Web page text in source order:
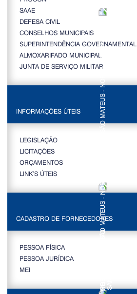
SAAE
DEFESA CIVIL
CONSELHOS MUNICIPAIS
SUPERINTENDÊNCIA GOVERNAMENTAL
ALMOXARIFADO MUNICIPAL
JUNTA DE SERVIÇO MILITAR
INFORMAÇÕES ÚTEIS
LEGISLAÇÃO
LICITAÇÕES
ORÇAMENTOS
LINK’S ÚTEIS
CADASTRO DE FORNECEDORES
PESSOA FÍSICA
PESSOA JURÍDICA
MEI